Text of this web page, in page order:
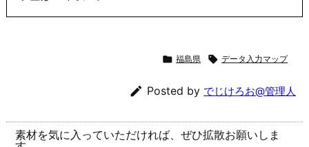
 福島県  データ入力マップ
 Posted by でじけろお@管理人
素材を気に入っていただければ、ぜひ拡散お願いしま